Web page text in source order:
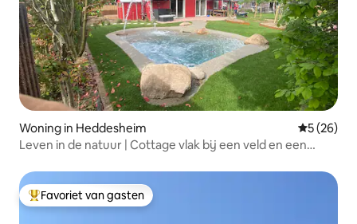
Woning in Heddesheim
5 (26)
Leven in de natuur | Cottage vlak bij een veld en een
Topfavoriet van gasten
Favoriet van gasten